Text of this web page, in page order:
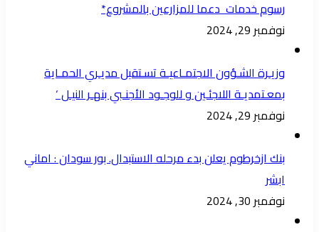
رسوم خدمات دعما للمزارعين بالمشروع*
نوفمبر 29, 2024
وزيـرة الشـؤون الاجتمـاعيـة تسـتقبل مديـري الحمـاية
بمعـتمديـة اللاجئـين و للوجـود الأجنـبي بنهـر النيـل ‘
نوفمبر 29, 2024
بنك ازخرطوم يعلن بدء مرحله الاستبدال. بور سودان : اماني
ابشر
نوفمبر 30, 2024